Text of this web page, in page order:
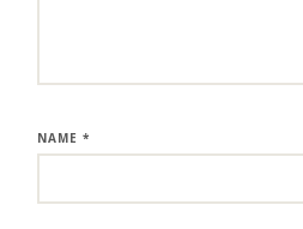
NAME*